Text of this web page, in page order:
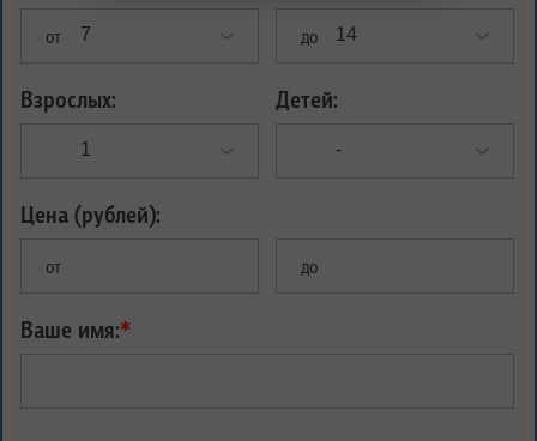
от до
Взрослых: Детей:
Цена (рублей):
от до
Ваше имя:*